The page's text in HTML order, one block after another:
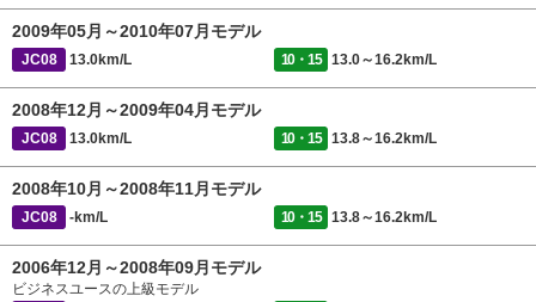
2009年05月～2010年07月モデル
JC08 13.0km/L 10・15 13.0～16.2km/L
2008年12月～2009年04月モデル
JC08 13.0km/L 10・15 13.8～16.2km/L
2008年10月～2008年11月モデル
JC08 -km/L 10・15 13.8～16.2km/L
2006年12月～2008年09月モデル
ビジネスユースの上級モデル